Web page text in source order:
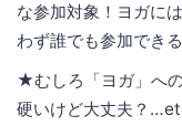
な参加対象！ヨガに
わず誰でも参加でき
★むしろ「ヨガ」へ
硬いけど大丈夫？